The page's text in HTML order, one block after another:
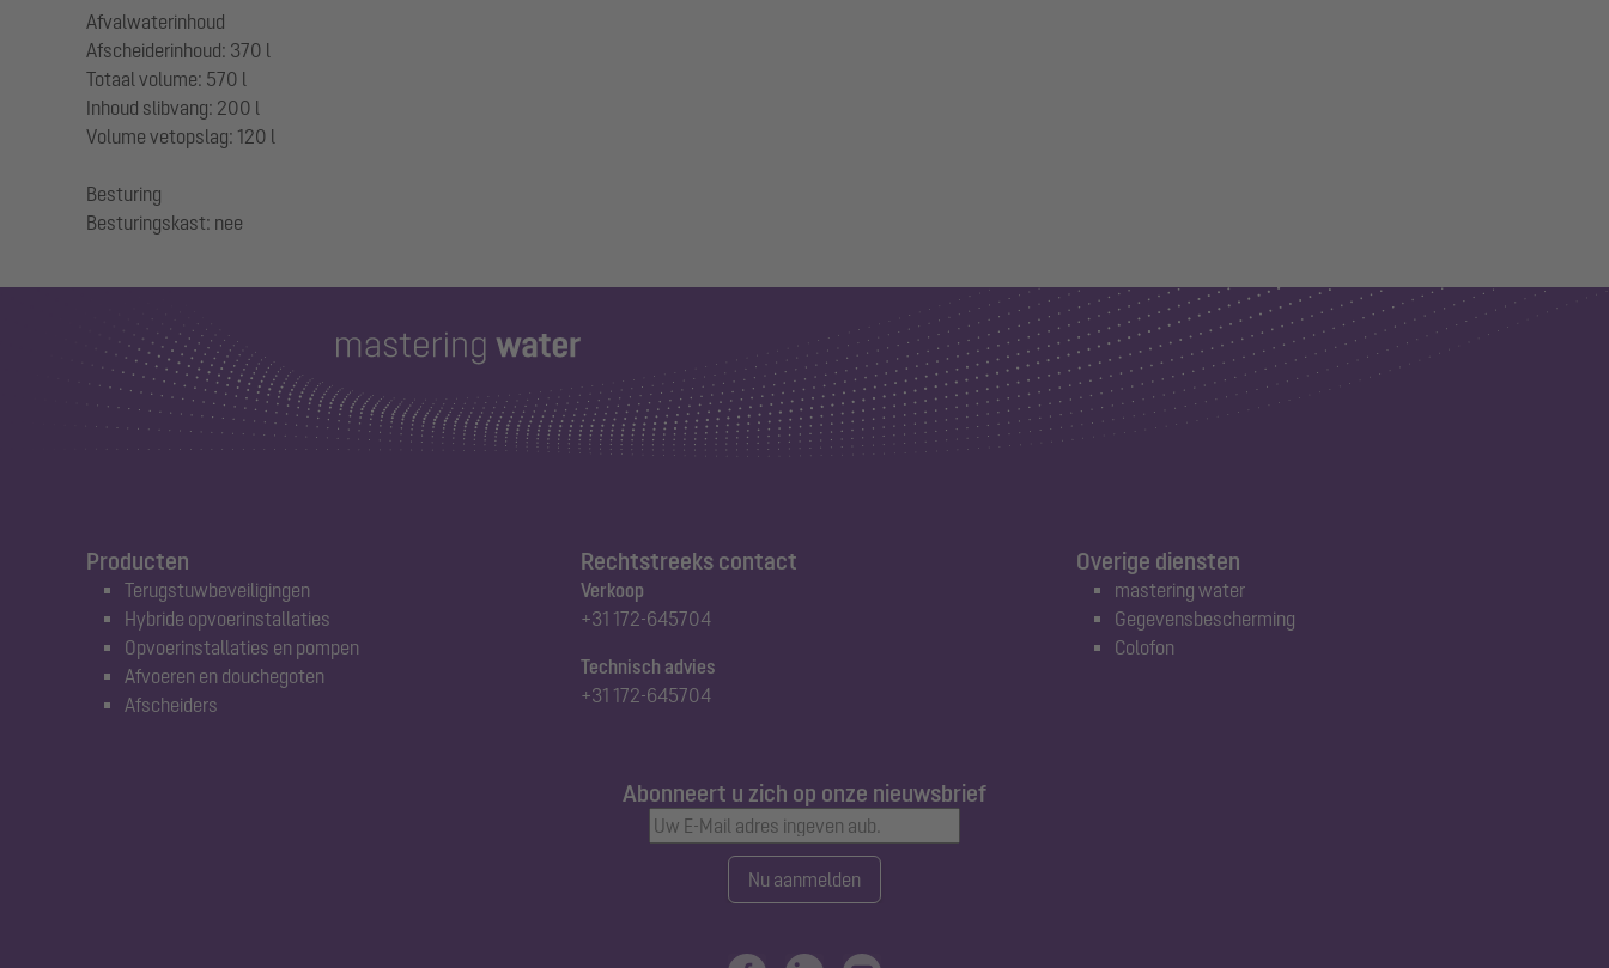
Afvalwaterinhoud
Afscheiderinhoud: 370 l
Totaal volume: 570 l
Inhoud slibvang: 200 l
Volume vetopslag: 120 l
Besturing
Producten
Terugstuwbeveiligingen
Hybride opvoerinstallaties
Opvoerinstallaties en pompen
Afvoeren en douchegoten
Afscheiders
Rechtstreeks contact
Verkoop
+31 172-645704
Technisch advies
+31 172-645704
Abonneert u zich op onze nieuwsbrief
Nu aanmelden
Overige diensten
mastering water
Gegevensbescherming
Colofon